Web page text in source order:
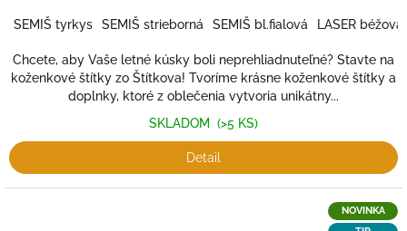
SEMIŠ tyrkys SEMIŠ strieborná SEMIŠ bl.fialová LASER béžová
Chcete, aby Vaše letné kúsky boli neprehliadnuteľné? Stavte na
koženkové štítky zo Štítkova! Tvoríme krásne koženkové štítky a
doplnky, ktoré z oblečenia vytvoria unikátny...
SKLADOM (>5 KS)
Detail
NOVINKA